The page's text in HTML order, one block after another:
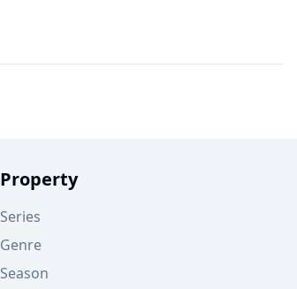
Property
Series
Genre
Season